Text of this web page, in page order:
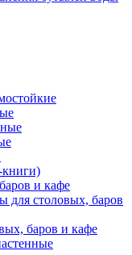
и кафе
для столовых, баров
баров и кафе